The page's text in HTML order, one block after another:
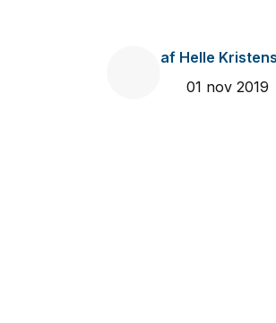
afHelle
01 nov 2019